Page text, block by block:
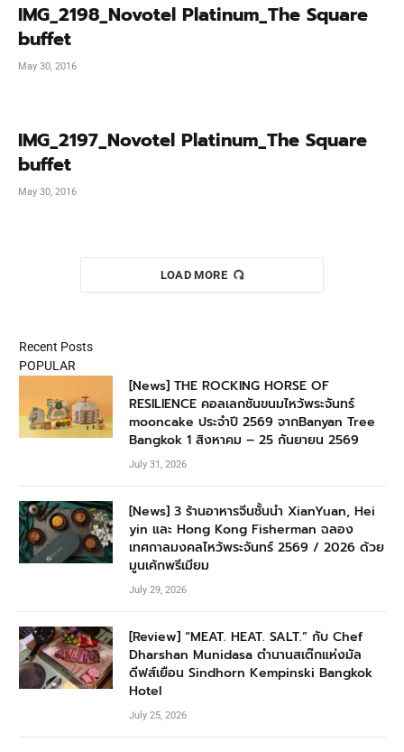
IMG_2198_Novotel Platinum_The Square
buffet
May 30, 2016
IMG_2197_Novotel Platinum_The Square
buffet
May 30, 2016
LOAD MORE
Recent Posts
POPULAR
[News] THE ROCKING HORSE OF
RESILIENCE คอลเลกชันขนมไหว้พระจันทร์
mooncake ประจำปี 2569 จากBanyan Tree
Bangkok 1 สิงหาคม – 25 กันยายน 2569
July 31, 2026
[News] 3 ร้านอาหารจีนชั้นนำ XianYuan, Hei
yin และ Hong Kong Fisherman ฉลอง
เทศกาลมงคลไหว้พระจันทร์ 2569 / 2026 ด้วย
มูนเค้กพรีเมียม
July 29, 2026
[Review] “MEAT. HEAT. SALT.” กับ Chef
Dharshan Munidasa ตำนานสเต๊กแห่งมัล
ดีฟส์เยือน Sindhorn Kempinski Bangkok
Hotel
July 25, 2026